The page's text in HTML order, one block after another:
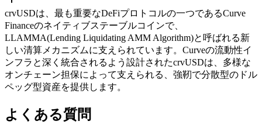
crvUSDは、最も重要なDeFiプロトコルの一つであるCurve
Financeのネイティブステーブルコインで、
LLAMMA(Lending Liquidating AMM Algorithm)と呼ばれる新
しい清算メカニズムに支えられています。Curveの流動性イ
ンフラと深く統合されるよう設計されたcrvUSDは、多様な
オンチェーン担保によって支えられる、強靭で分散型のドル
ペッグ型資産を提供します。
よくある質問